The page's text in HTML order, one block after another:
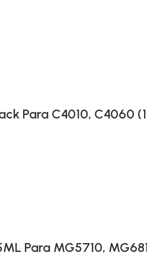
Para C4010, C4060
Para MG5710,